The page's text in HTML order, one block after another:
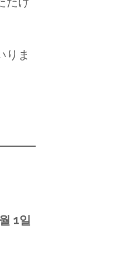
りま
1일